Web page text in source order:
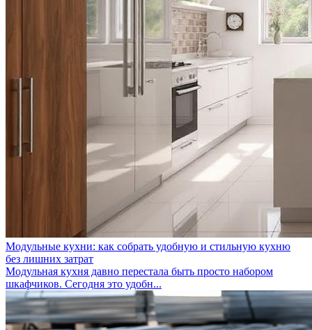
Модульные кухни: как собрать удобную и стильную кухню
без лишних затрат
Модульная кухня давно перестала быть просто набором
шкафчиков. Сегодня это удобн...